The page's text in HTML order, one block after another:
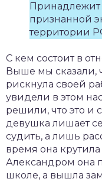
признанной
территории
С кем состоит в
Выше мы сказали,
рискнула своей
увидели в этом
решили, что это и
девушка лишает
судить, а лишь
время она
Александром она
школе, а вышла